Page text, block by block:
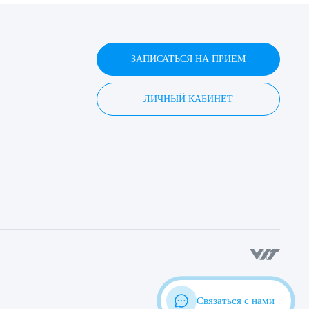
ЗАПИСАТЬСЯ НА ПРИЕМ
ЛИЧНЫЙ КАБИНЕТ
Связаться с нами